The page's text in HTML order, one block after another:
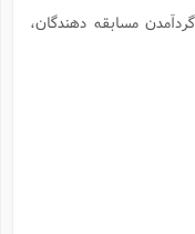
مسابقه دهندگان،